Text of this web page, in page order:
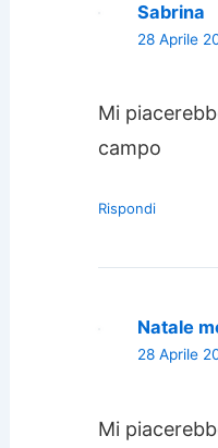
Sabrina
28 Aprile
Mi
campo
Rispondi
Natale
28 Aprile
Mi